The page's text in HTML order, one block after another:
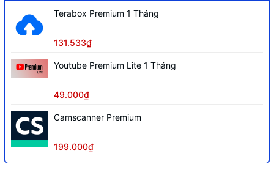
Terabox Premium 1 Tháng
131.533₫
Youtube Premium Lite 1 Tháng
49.000₫
Camscanner Premium
199.000₫